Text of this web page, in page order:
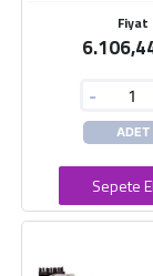
Fiyat
-
ADET
Sepete